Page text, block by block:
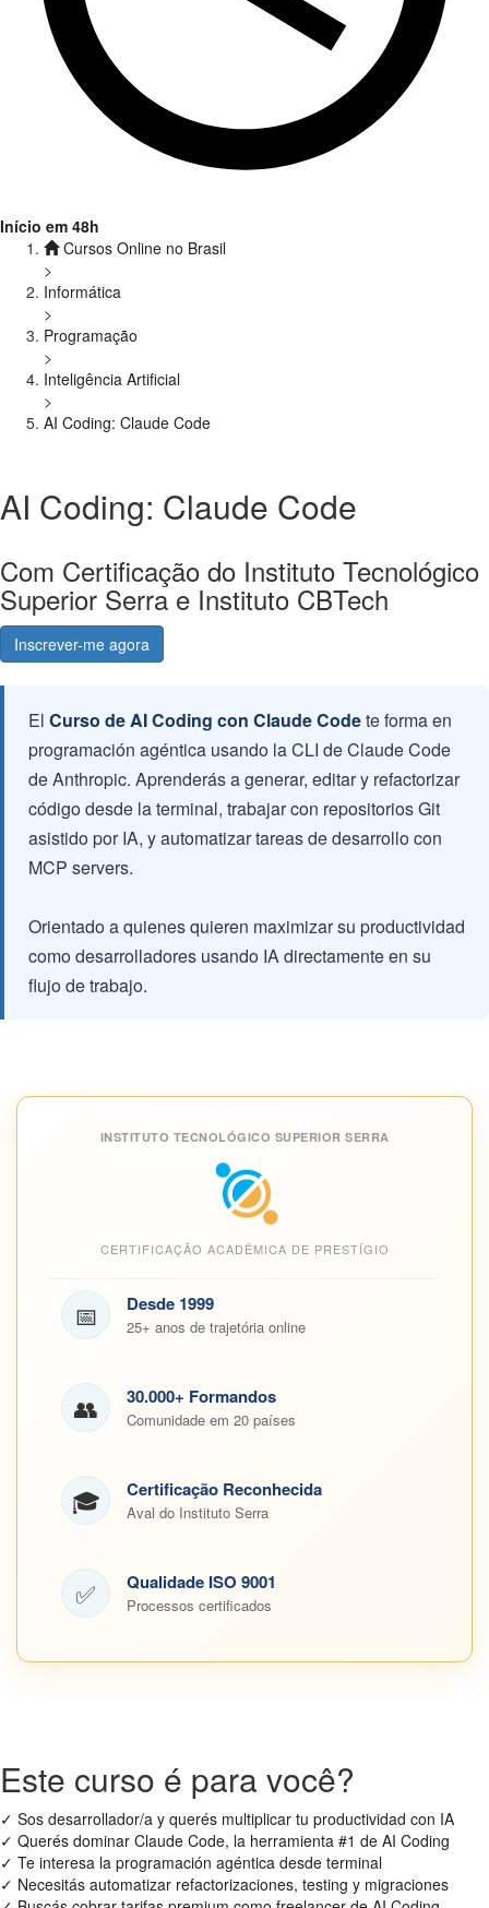
Início em 48h
Cursos Online no Brasil
>
Informática
>
Programação
>
Inteligência Artificial
>
AI Coding: Claude Code
AI Coding: Claude Code
Com Certificação do Instituto Tecnológico
Superior Serra e Instituto CBTech
Inscrever-me agora
El Curso de AI Coding con Claude Codete forma en
programación agéntica usando la CLI de Claude Code
de Anthropic. Aprenderás a generar, editar y refactorizar
código desde la terminal, trabajar con repositorios Git
asistido por IA, y automatizar tareas de desarrollo con
MCP servers.
Orientado a quienes quieren maximizar su productividad
como desarrolladores usando IA directamente en su
flujo de trabajo.
INSTITUTO TECNOLÓGICO SUPERIOR SERRA
CERTIFICAÇÃO ACADÊMICA DE PRESTÍGIO
📅 Desde 1999
25+ anos de trajetória online
👥 30.000+ Formandos
Comunidade em 20 países
🎓 Certificação Reconhecida
Aval do Instituto Serra
✅ Qualidade ISO 9001
Processos certificados
Este curso é para você?
✓ Sos desarrollador/a y querés multiplicar tu productividad con IA
✓ Querés dominar Claude Code, la herramienta #1 de AI Coding
✓ Te interesa la programación agéntica desde terminal
✓ Necesitás automatizar refactorizaciones, testing y migraciones